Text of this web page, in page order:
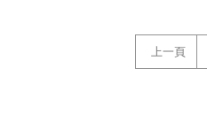
上一頁